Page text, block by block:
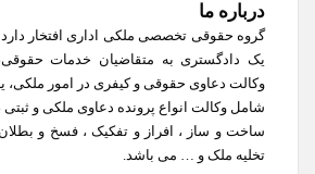
درباره ما
گروه حقوقی تخصصی ملکی اداری افتخار دارد
یک دادگستری به متقاضیان خدمات
وکالت دعاوی حقوقی و کیفری در امور ملکی،
شامل وکالت انواع پرونده دعاوی ملکی و
ساخت و ساز ، افراز و تفکیک ، فسخ و
تخلیه ملک و … می باشد.